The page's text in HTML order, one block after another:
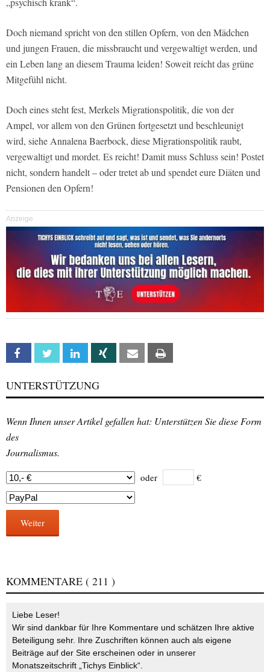
Doch niemand spricht von den stillen Opfern, von den Mädchen
und jungen Frauen, die missbraucht und vergewaltigt werden, und
ein Leben lang an diesem Trauma leiden! Soweit reicht das grüne
Mitgefühl nicht.
Doch eines steht fest, Merkels Migrationspolitik, die von der
Ampel, vor allem von den Grünen fortgesetzt und beschleunigt
wird, siehe Annalena Baerbock, diese Migrationspolitik raubt,
vergewaltigt und mordet. Es reicht! Damit muss Schluss sein! Postet
nicht, sondern handelt – oder tretet ab und spendet eure Diäten und
Pensionen den Opfern!
Anzeige
Facebook Twitter Linkedin Xing Email
UNTERSTÜTZUNG
Wenn Ihnen unser Artikel gefallen hat: Unterstützen Sie diese Form
des
Journalismus.
oder €
Weiter
KOMMENTARE ( 211 )
Liebe Leser!
Wir sind dankbar für Ihre Kommentare und schätzen Ihre aktive
Beteiligung sehr. Ihre Zuschriften können auch als eigene
Beiträge auf der Site erscheinen oder in unserer
Monatszeitschrift „Tichys Einblick“.